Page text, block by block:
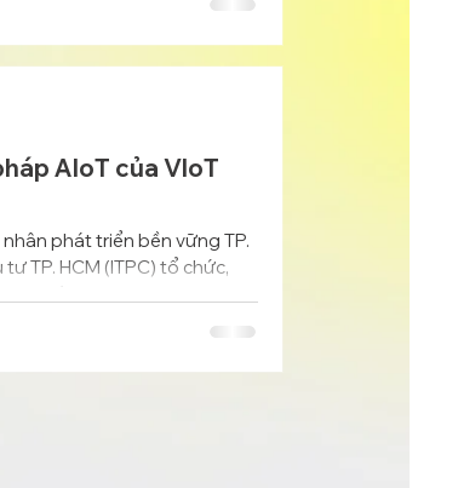
Go-To-Market .
AIoT của VIoT
phát triển bền vững TP.
TP. HCM (ITPC) tổ chức,
ngày 29/8/2025 tại CT